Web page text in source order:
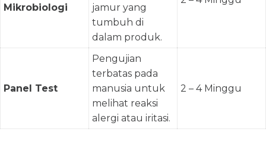
Mikrobiologi
jamur yang
tumbuh di
dalam produk.
Panel Test
Pengujian
terbatas pada
manusia untuk
melihat reaksi
alergi atau iritasi.
2 – 4 Minggu